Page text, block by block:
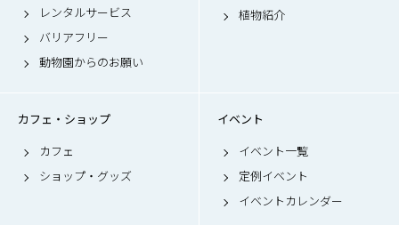
レンタルサービス
バリアフリー
動物園からのお願い
植物紹介
カフェ・ショップ
カフェ
ショップ・グッズ
イベント
イベント一覧
定例イベント
イベントカレンダー